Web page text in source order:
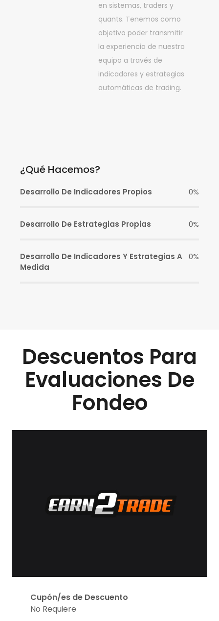
en sistemas, traders y
quants. Tenemos como
objetivo poder transmitir
la experiencia de nuestro
equipo a través de
indicadores y estrategias
automáticas de trading.
¿Qué Hacemos?
Desarrollo De Indicadores Propios 0%
Desarrollo De Estrategias Propias 0%
Desarrollo De Indicadores Y Estrategias A
Medida
0%
Descuentos Para
Evaluaciones De
Fondeo
Cupón/es de Descuento
No Requiere